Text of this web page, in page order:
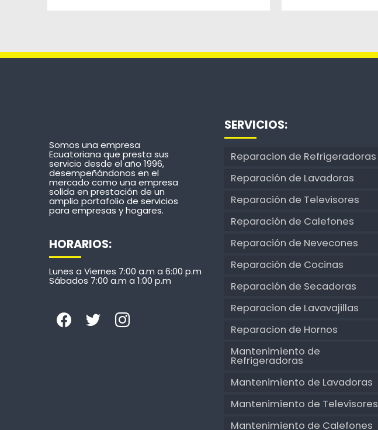
Somos una empresa
Ecuatoriana que presta sus
servicio desde el año 1996,
desempeñándonos en el
mercado como una empresa
solida en prestación de un
amplio portafolio de servicios
para empresas y hogares.
HORARIOS:
Lunes a Viernes 7:00 a.m a 6:00 p.m
Sábados 7:00 a.m a 1:00 p.m
SERVICIOS:
Reparacion de Refrigeradoras
Reparación de Lavadoras
Reparación de Televisores
Reparación de Calefones
Reparación de Nevecones
Reparación de Cocinas
Reparación de Secadoras
Reparacion de Lavavajillas
Reparacion de Hornos
Mantenimiento de
Refrigeradoras
Mantenimiento de Lavadoras
Mantenimiento de Televisores
Mantenimiento de Calefones